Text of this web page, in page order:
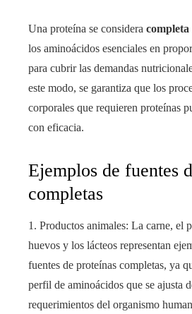
Una proteína se considera completa
los aminoácidos esenciales en
para cubrir las demandas
este modo, se garantiza que los
corporales que requieren proteínas
con eficacia.
Ejemplos de fuentes
completas
1. Productos animales: La carne, el
huevos y los lácteos representan
fuentes de proteínas completas, ya
perfil de aminoácidos que se ajusta
requerimientos del organismo